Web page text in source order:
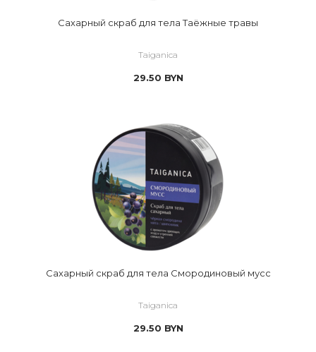
Сахарный скраб для тела Таёжные травы
Taiganica
29.50 BYN
Сахарный скраб для тела Смородиновый мусс
Taiganica
29.50 BYN